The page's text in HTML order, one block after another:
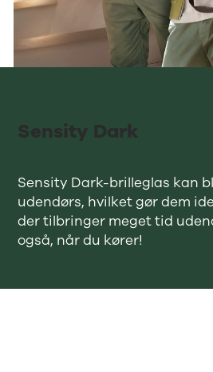
Sensity Dark
Sensity Dark-brilleglas kan
udendørs, hvilket gør dem
der tilbringer meget tid
også, når du kører!